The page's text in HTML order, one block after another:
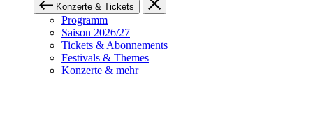
Konzerte & Tickets
Programm
Saison 2026/27
Tickets & Abonnements
Festivals & Themes
Konzerte & mehr